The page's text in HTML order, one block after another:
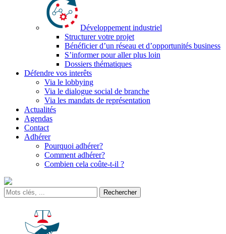
Développement industriel
Structurer votre projet
Bénéficier d’un réseau et d’opportunités business
S’informer pour aller plus loin
Dossiers thématiques
Défendre vos interêts
Via le lobbying
Via le dialogue social de branche
Via les mandats de représentation
Actualités
Agendas
Contact
Adhérer
Pourquoi adhérer?
Comment adhérer?
Combien cela coûte-t-il ?